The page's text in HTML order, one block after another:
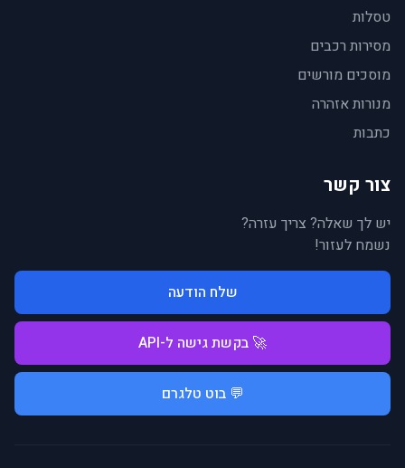
טסלות
מסירות רכבים
מוסכים מורשים
מנורות אזהרה
כתבות
צור קשר
יש לך שאלה? צריך עזרה?
נשמח לעזור!
שלח הודעה
🚀 בקשת גישה ל-API
💬 בוט טלגרם